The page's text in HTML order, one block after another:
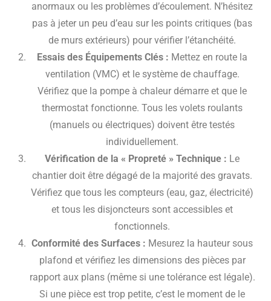
anormaux ou les problèmes d’écoulement. N’hésitez
pas à jeter un peu d’eau sur les points critiques (bas
de murs extérieurs) pour vérifier l’étanchéité.
Essais des Équipements Clés : Mettez en route la
ventilation (VMC) et le système de chauffage.
Vérifiez que la pompe à chaleur démarre et que le
thermostat fonctionne. Tous les volets roulants
(manuels ou électriques) doivent être testés
individuellement.
Vérification de la « Propreté » Technique : Le
chantier doit être dégagé de la majorité des gravats.
Vérifiez que tous les compteurs (eau, gaz, électricité)
et tous les disjoncteurs sont accessibles et
fonctionnels.
Conformité des Surfaces : Mesurez la hauteur sous
plafond et vérifiez les dimensions des pièces par
rapport aux plans (même si une tolérance est légale).
Si une pièce est trop petite, c’est le moment de le